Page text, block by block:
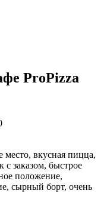
ProPizza
место, вкусная пицца,
с заказом, быстрое
положение,
сырный борт, очень